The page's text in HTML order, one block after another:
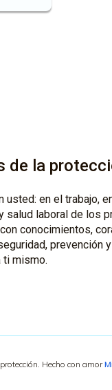
de la
en el trabajo,
salud laboral de los
conocimientos,
prevención
ti mismo.
Hecho con amor